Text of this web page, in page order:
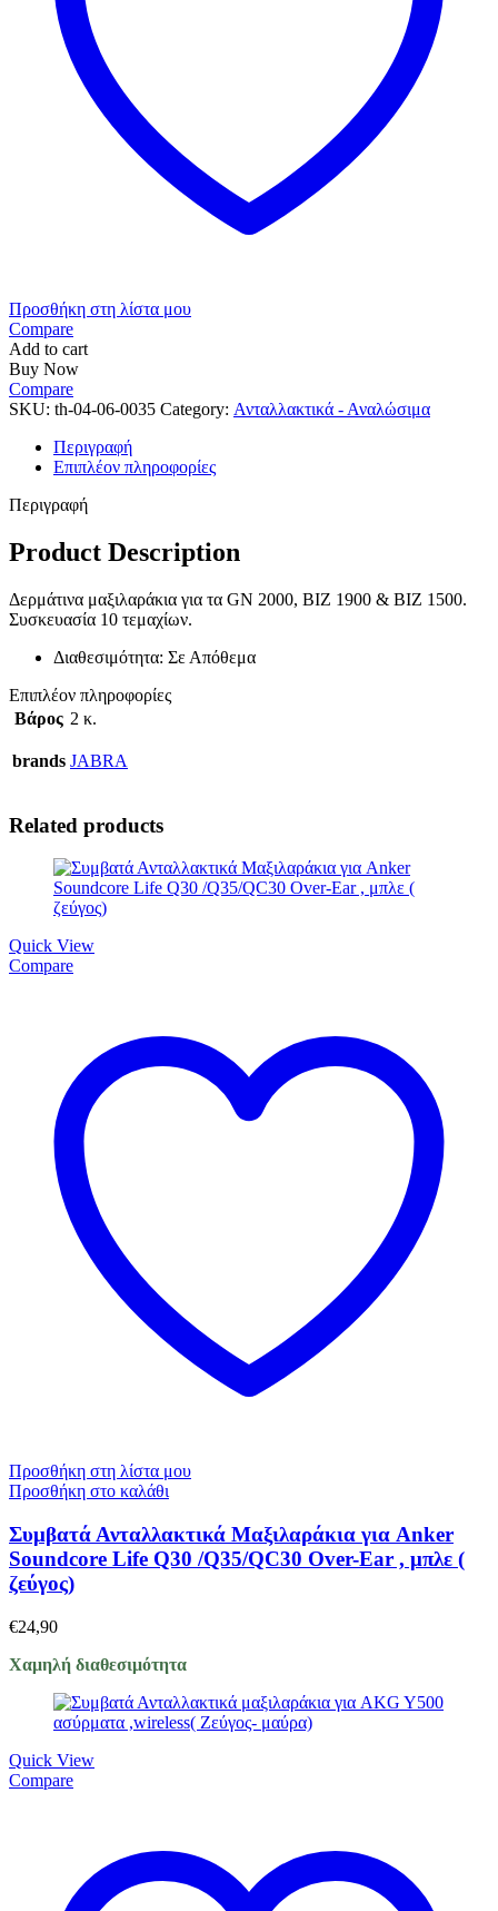
Προσθήκη στη λίστα μου
Compare
Add to cart
Buy Now
Compare
SKU: th-04-06-0035 Category: Ανταλλακτικά - Αναλώσιμα
Περιγραφή
Επιπλέον πληροφορίες
Περιγραφή
Product Description
Δερμάτινα μαξιλαράκια για τα GN 2000, BIZ 1900 & BIZ 1500.
Συσκευασία 10 τεμαχίων.
Διαθεσιμότητα: Σε Απόθεμα
Επιπλέον πληροφορίες
Βάρος 2 κ.
brands JABRA
Related products
Quick View
Compare
Προσθήκη στη λίστα μου
Προσθήκη στο καλάθι
Συμβατά Ανταλλακτικά Μαξιλαράκια για Anker
Soundcore Life Q30 /Q35/QC30 Over-Ear , μπλε (
ζεύγος)
€24,90
Χαμηλή διαθεσιμότητα
Quick View
Compare